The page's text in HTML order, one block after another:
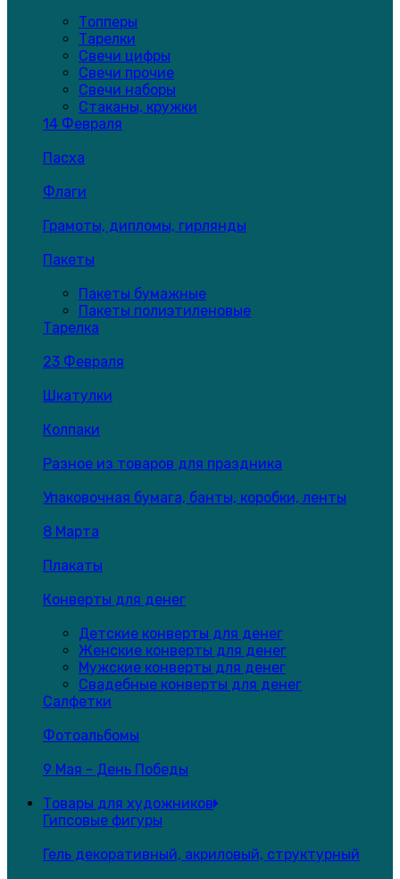
Топперы
Тарелки
Свечи цифры
Свечи прочие
Свечи наборы
Стаканы, кружки
14 Февраля
Пасха
Флаги
Грамоты, дипломы, гирлянды
Пакеты
Пакеты бумажные
Пакеты полиэтиленовые
Тарелка
23 Февраля
Шкатулки
Колпаки
Разное из товаров для праздника
Упаковочная бумага, банты, коробки, ленты
8 Марта
Плакаты
Конверты для денег
Детские конверты для денег
Женские конверты для денег
Мужские конверты для денег
Свадебные конверты для денег
Салфетки
Фотоальбомы
9 Мая - День Победы
Товары для художников
Гипсовые фигуры
Гель декоративный, акриловый, структурный